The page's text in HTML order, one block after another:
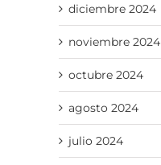
diciembre 2024
noviembre 2024
octubre 2024
agosto 2024
julio 2024